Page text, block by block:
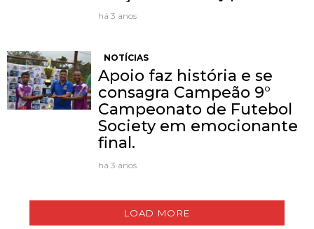
há 3 anos
NOTÍCIAS
Apoio faz história e se
consagra Campeão 9°
Campeonato de Futebol
Society em emocionante
final.
há 3 anos
LOAD MORE